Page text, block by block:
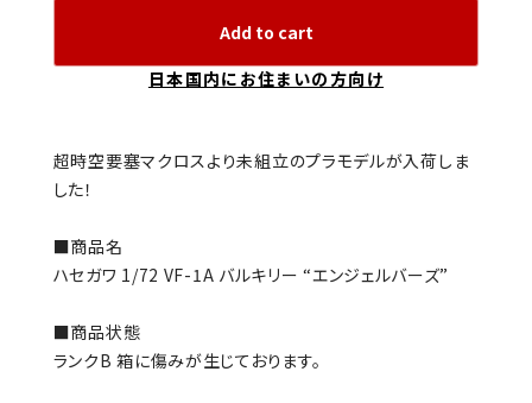
Add to cart
日本国内にお住まいの方向け
超時空要塞マクロスより未組立のプラモデルが入荷しま
した！
■商品名
ハセガワ 1/72 VF-1A バルキリー “エンジェルバーズ”
■商品状態
ランクB 箱に傷みが生じております。